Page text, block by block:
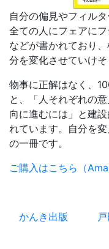
自分の偏見やフィル
全ての人にフェアに
などが書かれており
分を変化させていけそ
物事に正解はなく、
と、「人それぞれの
向に進むには」と建
れています。自分を
の一冊です。
ご購入はこちら（
かんき出版